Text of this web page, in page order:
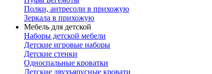
Полки, антресоли в прихожую
Зеркала в прихожую
Мебель для детской
Наборы детской мебели
Детские игровые наборы
Детские стенки
Односпальные кроватки
Детские двухъярусные кровати